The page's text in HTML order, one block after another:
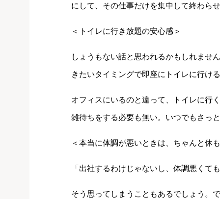
にして、その仕事だけを集中して終わら
＜トイレに行き放題の安心感＞
しょうもない話と思われるかもしれませ
きたいタイミングで即座にトイレに行け
オフィスにいるのと違って、トイレに行
雑待ちをする必要も無い。いつでもさっ
＜本当に体調が悪いときは、ちゃんと休
「出社するわけじゃないし、体調悪くて
そう思ってしまうこともあるでしょう。